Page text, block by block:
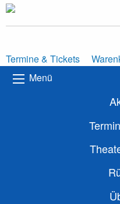
Termine & Tickets
Menü